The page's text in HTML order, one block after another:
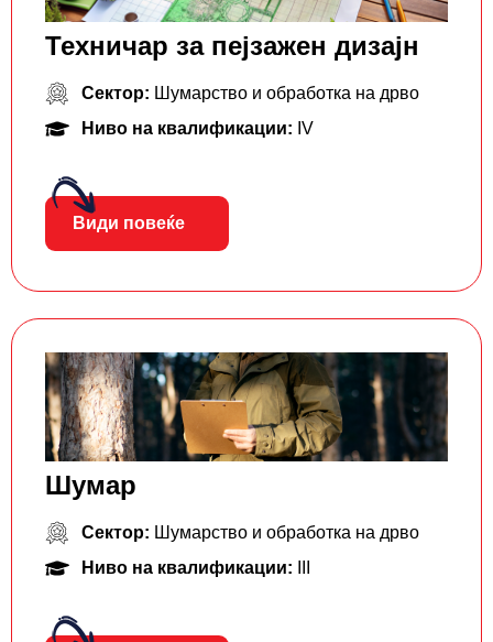
Техничар за пејзажен дизајн
Сектор: Шумарство и обработка на дрво
Ниво на квалификации: IV
Види повеќе
Шумар
Сектор: Шумарство и обработка на дрво
Ниво на квалификации: